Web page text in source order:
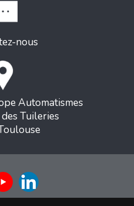
nous
Automatismes
Tuileries